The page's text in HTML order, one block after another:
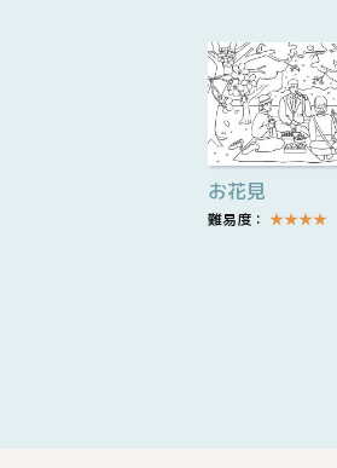
お花見
難易度： ★★★★